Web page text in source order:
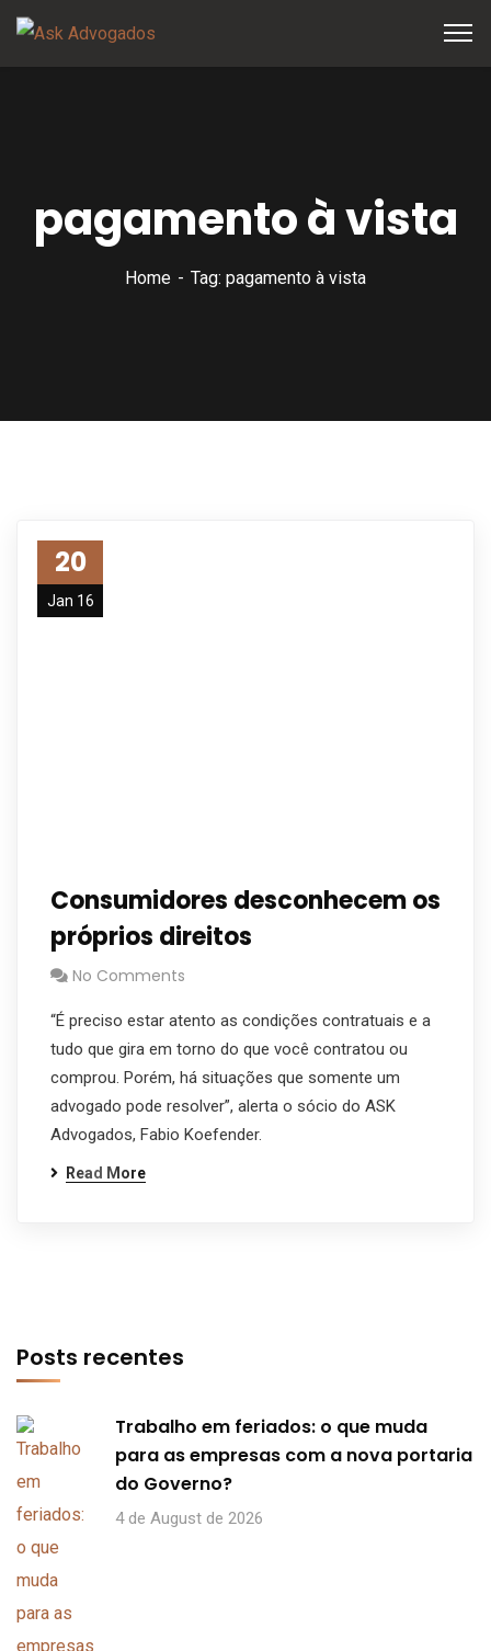
pagamento à vista
Home Tag: pagamento à vista
20
Jan 16
Consumidores desconhecem os
próprios direitos
No Comments
“É preciso estar atento as condições contratuais e a
tudo que gira em torno do que você contratou ou
comprou. Porém, há situações que somente um
advogado pode resolver”, alerta o sócio do ASK
Advogados, Fabio Koefender.
Read More
Posts recentes
Trabalho em feriados: o que muda
para as empresas com a nova portaria
do Governo?
4 de August de 2026